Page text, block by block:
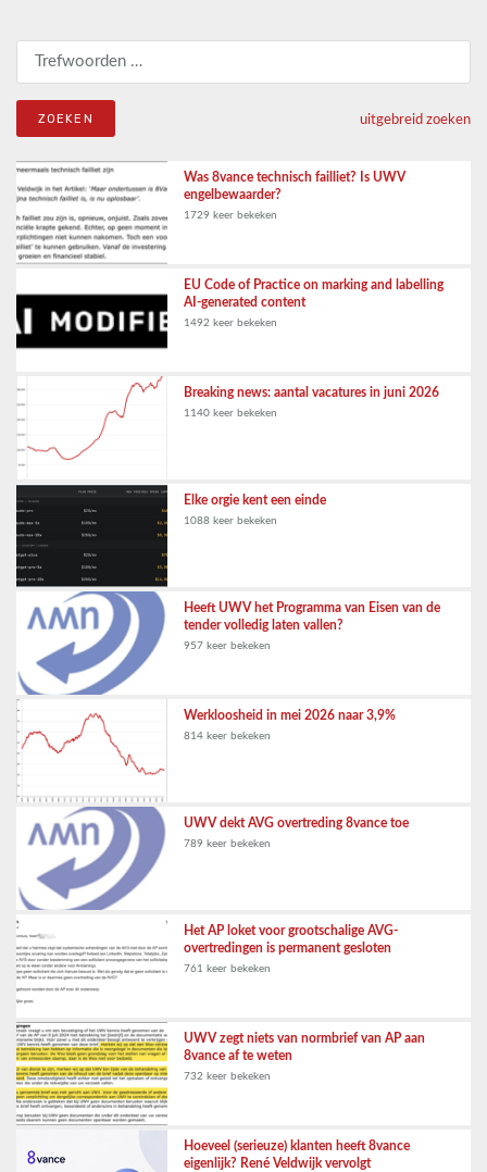
Zoeken naar:
uitgebreid zoeken
Was 8vance technisch failliet? Is UWV
engelbewaarder?
1729 keer bekeken
EU Code of Practice on marking and labelling
AI-generated content
1492 keer bekeken
Breaking news: aantal vacatures in juni 2026
1140 keer bekeken
Elke orgie kent een einde
1088 keer bekeken
Heeft UWV het Programma van Eisen van de
tender volledig laten vallen?
957 keer bekeken
Werkloosheid in mei 2026 naar 3,9%
814 keer bekeken
UWV dekt AVG overtreding 8vance toe
789 keer bekeken
Het AP loket voor grootschalige AVG-
overtredingen is permanent gesloten
761 keer bekeken
UWV zegt niets van normbrief van AP aan
8vance af te weten
732 keer bekeken
Hoeveel (serieuze) klanten heeft 8vance
eigenlijk? René Veldwijk vervolgt